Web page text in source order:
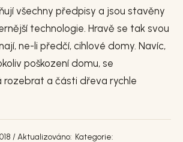
všechny předpisy a jsou stavěny
technologie. Hravě se tak svou
ne-li předčí, cihlové domy. Navíc,
poškození domu, se
a části dřeva rychle
/ Aktualizováno: Kategorie: